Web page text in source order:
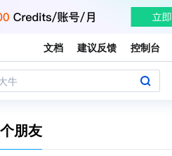
文档 建议反馈 控制台
牛
朋友